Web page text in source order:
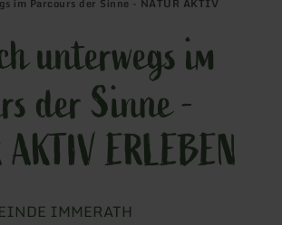
im Parcours der Sinne - NATUR AKTIV
unterwegs im
der Sinne -
AKTIV ERLEBEN
IMMERATH